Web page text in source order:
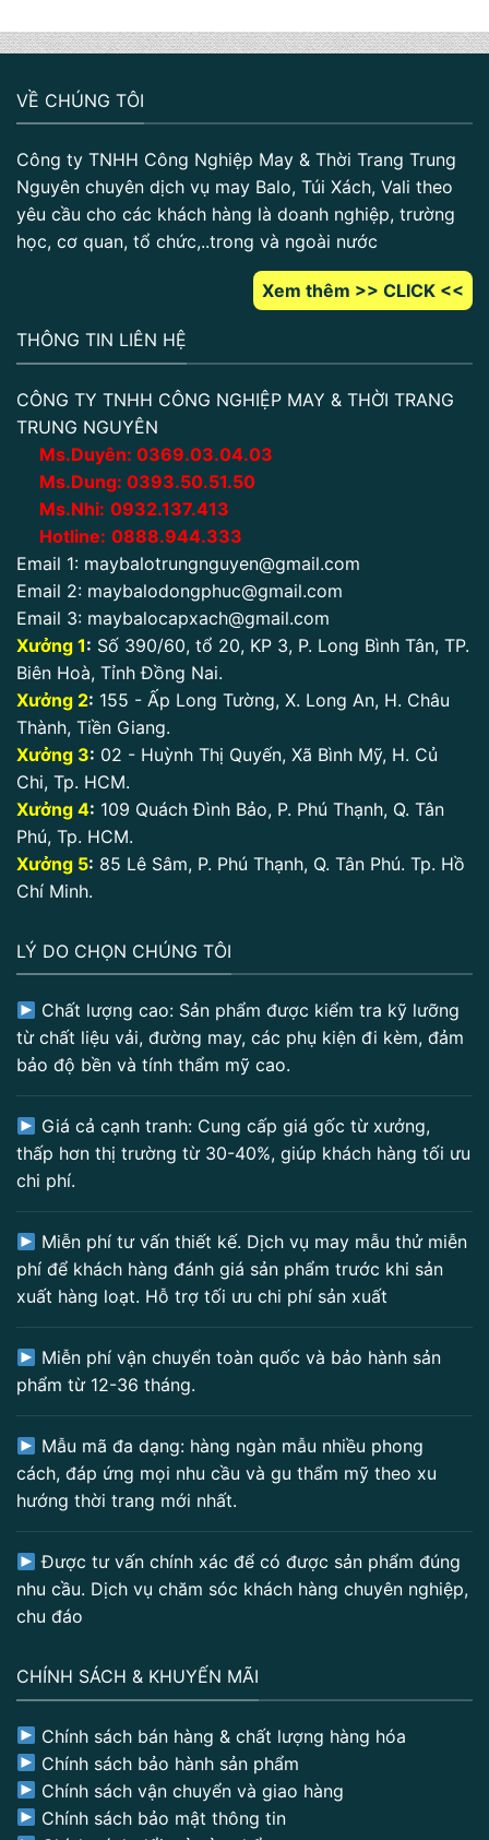
VỀ CHÚNG TÔI
Công ty TNHH Công Nghiệp May & Thời Trang Trung
Nguyên chuyên dịch vụ may Balo, Túi Xách, Vali theo
yêu cầu cho các khách hàng là doanh nghiệp, trường
học, cơ quan, tổ chức,..trong và ngoài nước
Xem thêm >> CLICK <<
THÔNG TIN LIÊN HỆ
CÔNG TY TNHH CÔNG NGHIỆP MAY & THỜI TRANG
TRUNG NGUYÊN
Ms.Duyên: 0369.03.04.03
Ms.Dung: 0393.50.51.50
Ms.Nhi: 0932.137.413
Hotline: 0888.944.333
Email 1: maybalotrungnguyen@gmail.com
Email 2: maybalodongphuc@gmail.com
Email 3: maybalocapxach@gmail.com
Xưởng 1: Số 390/60, tổ 20, KP 3, P. Long Bình Tân, TP.
Biên Hoà, Tỉnh Đồng Nai.
Xưởng 2: 155 - Ấp Long Tường, X. Long An, H. Châu
Thành, Tiền Giang.
Xưởng 3: 02 - Huỳnh Thị Quyến, Xã Bình Mỹ, H. Củ
Chi, Tp. HCM.
Xưởng 4: 109 Quách Đình Bảo, P. Phú Thạnh, Q. Tân
Phú, Tp. HCM.
Xưởng 5: 85 Lê Sâm, P. Phú Thạnh, Q. Tân Phú. Tp. Hồ
Chí Minh.
LÝ DO CHỌN CHÚNG TÔI
Chất lượng cao: Sản phẩm được kiểm tra kỹ lưỡng
từ chất liệu vải, đường may, các phụ kiện đi kèm, đảm
bảo độ bền và tính thẩm mỹ cao.
Giá cả cạnh tranh: Cung cấp giá gốc từ xưởng,
thấp hơn thị trường từ 30-40%, giúp khách hàng tối ưu
chi phí.
Miễn phí tư vấn thiết kế. Dịch vụ may mẫu thử miễn
phí để khách hàng đánh giá sản phẩm trước khi sản
xuất hàng loạt. Hỗ trợ tối ưu chi phí sản xuất
Miễn phí vận chuyển toàn quốc và bảo hành sản
phẩm từ 12-36 tháng.
Mẫu mã đa dạng: hàng ngàn mẫu nhiều phong
cách, đáp ứng mọi nhu cầu và gu thẩm mỹ theo xu
hướng thời trang mới nhất.
Được tư vấn chính xác để có được sản phẩm đúng
nhu cầu. Dịch vụ chăm sóc khách hàng chuyên nghiệp,
chu đáo
CHÍNH SÁCH & KHUYẾN MÃI
Chính sách bán hàng & chất lượng hàng hóa
Chính sách bảo hành sản phẩm
Chính sách vận chuyển và giao hàng
Chính sách bảo mật thông tin